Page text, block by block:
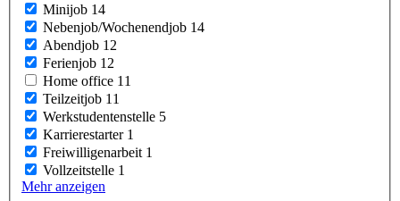
Minijob 14
Nebenjob/Wochenendjob 14
Abendjob 12
Ferienjob 12
Home office 11
Teilzeitjob 11
Werkstudentenstelle 5
Karrierestarter 1
Freiwilligenarbeit 1
Vollzeitstelle 1
Mehr anzeigen